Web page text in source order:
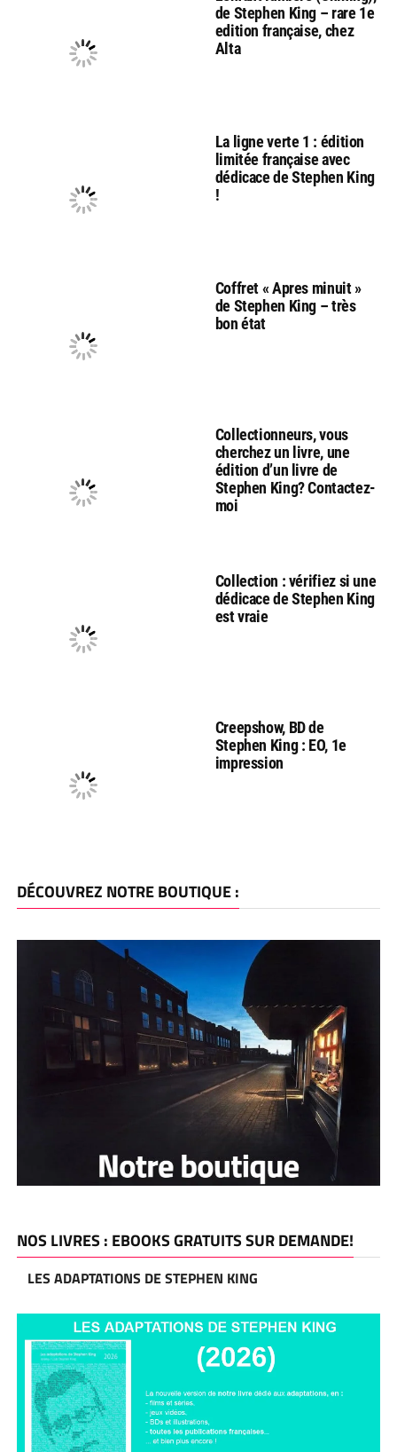
de Stephen King – rare 1e
edition française, chez
Alta
La ligne verte 1 : édition
limitée française avec
dédicace de Stephen King
!
Coffret « Apres minuit »
de Stephen King – très
bon état
Collectionneurs, vous
cherchez un livre, une
édition d’un livre de
Stephen King? Contactez-
moi
Collection : vérifiez si une
dédicace de Stephen King
est vraie
Creepshow, BD de
Stephen King : EO, 1e
impression
DÉCOUVREZ NOTRE BOUTIQUE :
NOS LIVRES : EBOOKS GRATUITS SUR DEMANDE!
LES ADAPTATIONS DE STEPHEN KING